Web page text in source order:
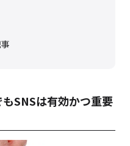
SNSは有効かつ重要